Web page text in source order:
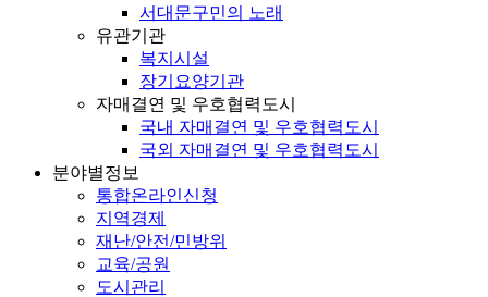
서대문구민의 노래
유관기관
복지시설
장기요양기관
자매결연 및 우호협력도시
국내 자매결연 및 우호협력도시
국외 자매결연 및 우호협력도시
분야별정보
통합온라인신청
지역경제
재난/안전/민방위
교육/공원
도시관리